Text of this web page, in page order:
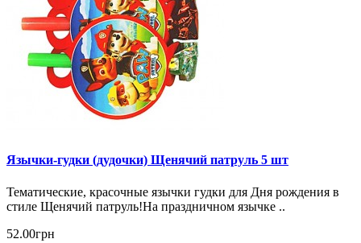
Язычки-гудки (дудочки) Щенячий патруль 5 шт
Тематические, красочные язычки гудки для Дня рождения в
стиле Щенячий патруль!На праздничном язычке ..
52.00грн